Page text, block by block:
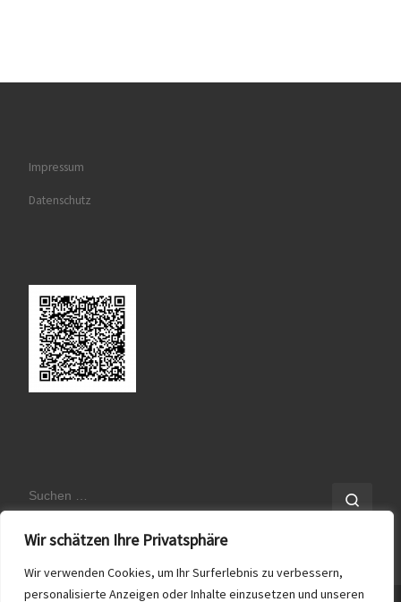
Wir schätzen Ihre Privatsphäre
Wir verwenden Cookies, um Ihr Surferlebnis zu verbessern,
personalisierte Anzeigen oder Inhalte einzusetzen und unseren
Impressum
Datenschutz
SUCHE